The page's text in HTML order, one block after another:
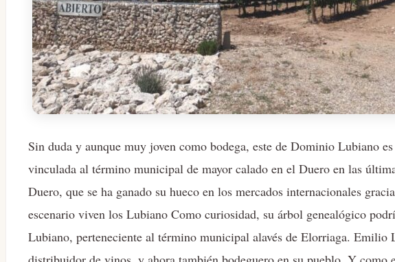
Sin duda y aunque muy joven como bodega, este de Dominio Lubiano
vinculada al término municipal de mayor calado en el Duero en las
Duero, que se ha ganado su hueco en los mercados internacionales
escenario viven los Lubiano Como curiosidad, su árbol genealógico
Lubiano, perteneciente al término municipal alavés de Elorriaga.